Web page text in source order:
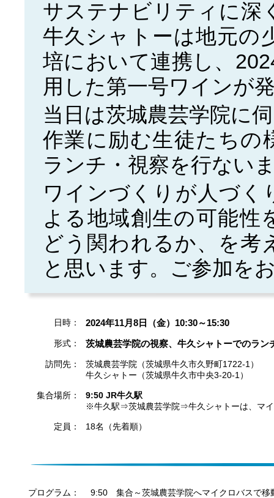
サステナビリティに深
牛久シャトーは地元の
培において連携し、
用した第一号ワインが
当日は茨城農芸学院に
作業に励む生徒たちの
ランチ・視察を行ない
ワインづくりが人づく
よる地域創生の可能性
どう関われるか、を考
と思います。ご参加を
日時： 2024年11月8日（金）10:30～15:30
形式： 茨城農芸学院の視察、牛久シャトーでのラン
訪問先：
茨城農芸学院（茨城県牛久市久野町1722-1）
牛久シャトー（茨城県牛久市中央3-20-1）
集合場所：
9:50 JR牛久駅
※牛久駅⇒茨城農芸学院⇒牛久シャトーは、マ
定員： 18名（先着順）
プログラム：
9:50 集合～茨城農芸学院へマイクロバスで移